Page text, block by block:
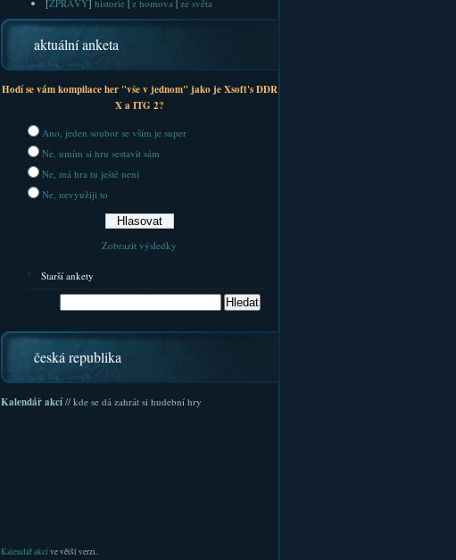
[ZPRÁVY] historie| z homova| ze světa
aktuální anketa
Hodí se vám kompilace her "vše v jednom" jako je Xsoft's DDR
X a ITG 2?
Ano, jeden soubor se vším je super
Ne, umím si hru sestavit sám
Ne, má hra tu ještě není
Ne, nevyužiji to
Zobrazit výsledky
Starší ankety
česká republika
Kalendář akcí// kde se dá zahrát si hudební hry
Kalendář akcíve větší verzi.